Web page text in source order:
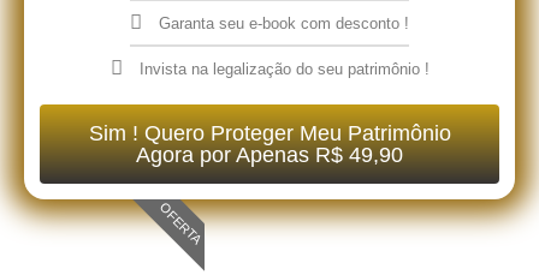
Garanta seu e-book com desconto !
Invista na legalização do seu patrimônio !
Sim ! Quero Proteger Meu Patrimônio
Agora por Apenas R$ 49,90
OFERTA